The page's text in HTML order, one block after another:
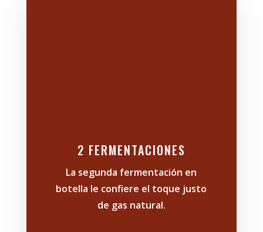
2 FERMENTACIONES
La segunda fermentación en
botella le confiere el toque justo
de gas natural.